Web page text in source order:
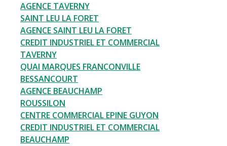
AGENCE TAVERNY
SAINT LEU LA FORET
AGENCE SAINT LEU LA FORET
CREDIT INDUSTRIEL ET COMMERCIAL
TAVERNY
QUAI MARQUES FRANCONVILLE
BESSANCOURT
AGENCE BEAUCHAMP
ROUSSILON
CENTRE COMMERCIAL EPINE GUYON
CREDIT INDUSTRIEL ET COMMERCIAL
BEAUCHAMP